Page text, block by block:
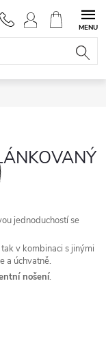
NÁKUPNÍ
KOŠÍK
jednoduchostí se
v kombinaci s jinými
a úchvatně.
nošení.